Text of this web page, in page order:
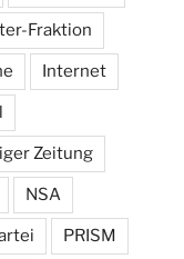
Fraktion
Internet
Zeitung
NSA
PRISM